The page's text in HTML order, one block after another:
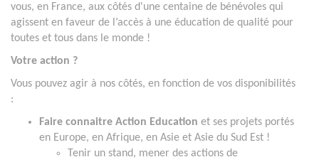
vous, en France, aux côtés d'une centaine de bénévoles qui
agissent en faveur de l’accès à une éducation de qualité pour
toutes et tous dans le monde !
Votre action ?
Vous pouvez agir à nos côtés, en fonction de vos disponibilités
:
Faire connaitre Action Education et ses projets portés
en Europe, en Afrique, en Asie et Asie du Sud Est !
Tenir un stand, mener des actions de